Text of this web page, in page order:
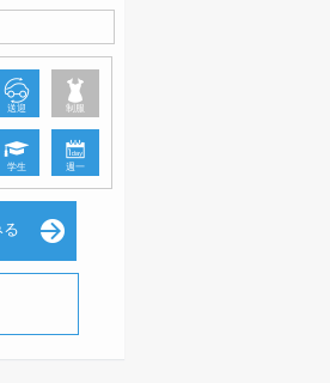
送迎 制服
学生 週一